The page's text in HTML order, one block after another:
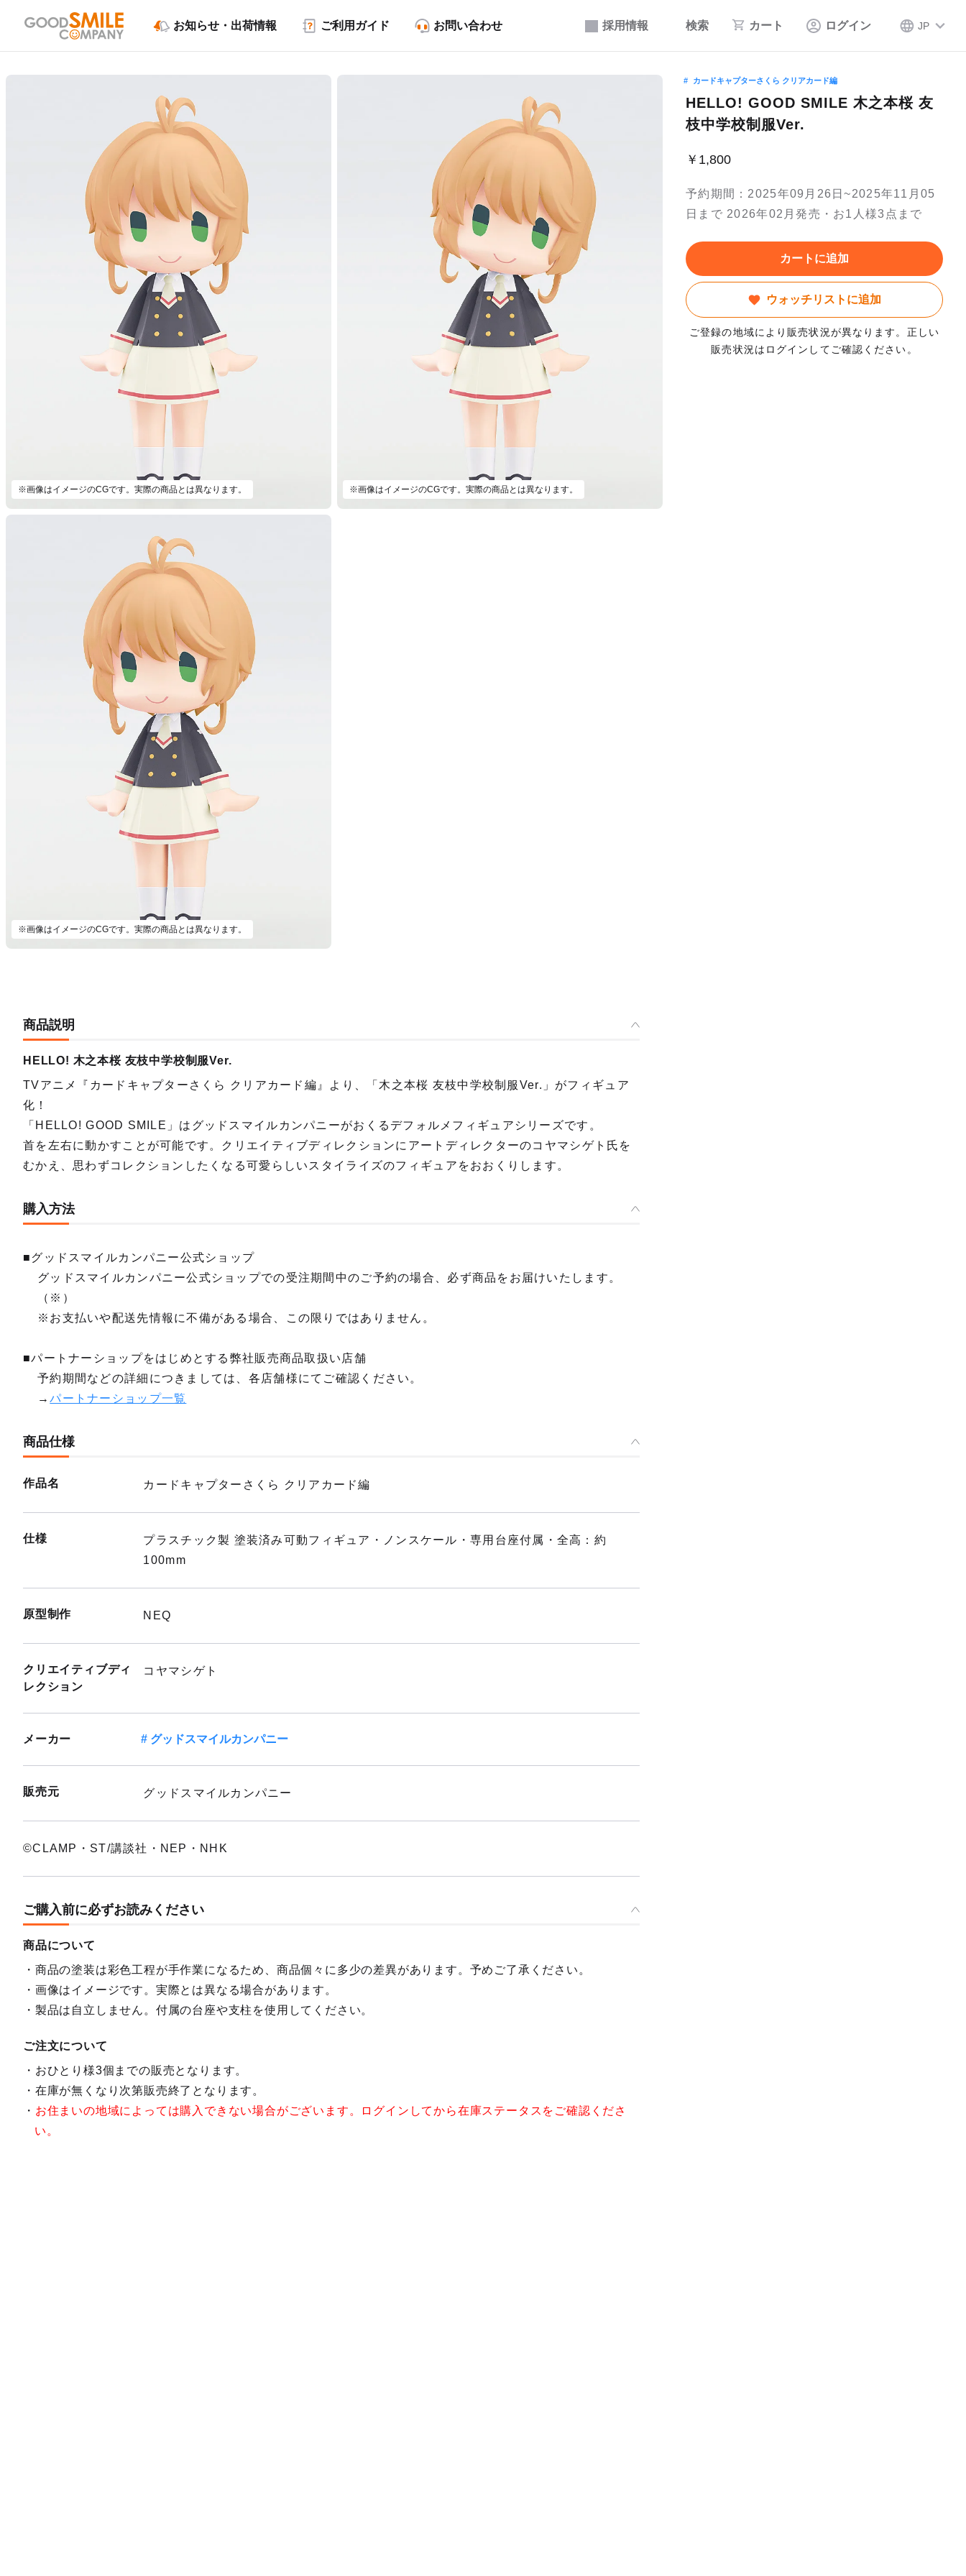
採用情報 検索 カート ログイン JP
お知らせ・出荷情報 ご利用ガイド お問い合わせ
※画像はイメージのCGです。実際の商品とは異なります。 ※画像はイメージのCGです。実際の商品とは異なります。
※画像はイメージのCGです。実際の商品とは異なります。
カードキャプターさくら クリアカード編
HELLO! GOOD SMILE 木之本桜 友
枝中学校制服Ver.
￥1,800
予約期間：2025年09月26日~2025年11月05
日まで 2026年02月発売・お1人様3点まで
カートに追加
ウォッチリストに追加
ご登録の地域により販売状況が異なります。正しい
販売状況はログインしてご確認ください。
商品説明
HELLO! 木之本桜 友枝中学校制服Ver.
TVアニメ『カードキャプターさくら クリアカード編』より、「木之本桜 友枝中学校制服Ver.」がフィギュア
化！
「HELLO! GOOD SMILE」はグッドスマイルカンパニーがおくるデフォルメフィギュアシリーズです。
首を左右に動かすことが可能です。クリエイティブディレクションにアートディレクターのコヤマシゲト氏を
むかえ、思わずコレクションしたくなる可愛らしいスタイライズのフィギュアをおおくりします。
購入方法
■グッドスマイルカンパニー公式ショップ
グッドスマイルカンパニー公式ショップでの受注期間中のご予約の場合、必ず商品をお届けいたします。
（※）
※お支払いや配送先情報に不備がある場合、この限りではありません。
■パートナーショップをはじめとする弊社販売商品取扱い店舗
予約期間などの詳細につきましては、各店舗様にてご確認ください。
→パートナーショップ一覧
商品仕様
作品名 カードキャプターさくら クリアカード編
仕様
プラスチック製 塗装済み可動フィギュア・ノンスケール・専用台座付属・全高：約
100mm
原型制作 NEQ
クリエイティブディ
レクション
コヤマシゲト
メーカー グッドスマイルカンパニー
販売元 グッドスマイルカンパニー
©CLAMP・ST/講談社・NEP・NHK
ご購入前に必ずお読みください
商品について
商品の塗装は彩色工程が手作業になるため、商品個々に多少の差異があります。予めご了承ください。
画像はイメージです。実際とは異なる場合があります。
製品は自立しません。付属の台座や支柱を使用してください。
ご注文について
おひとり様3個までの販売となります。
在庫が無くなり次第販売終了となります。
お住まいの地域によっては購入できない場合がございます。ログインしてから在庫ステータスをご確認くださ
い。